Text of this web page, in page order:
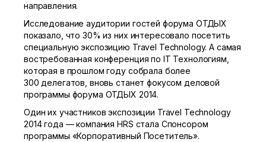
направления.
Исследование аудитории гостей форума ОТДЫХ
показало, что 30% из них интересовало посетить
специальную экспозицию Travel Technology. А самая
востребованная конференция по IT Технологиям,
которая в прошлом году собрала более
300 делегатов, вновь станет фокусом деловой
программы форума ОТДЫХ 2014.
Один их участников экспозиции Travel Technology
2014 года — компания HRS стала Спонсором
программы «Корпоративный Посетитель».